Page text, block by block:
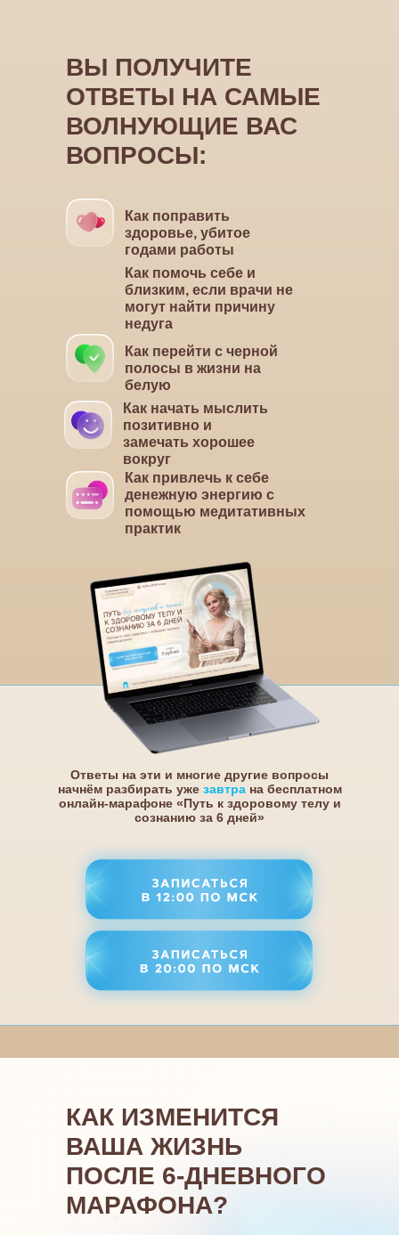
Как поправить
здоровье, убитое
годами работы
Как перейти с черной
полосы в жизни на
белую
Как помочь себе и
близким, если врачи не
могут найти причину
недуга
Как начать мыслить
позитивно и
замечать хорошее
вокруг
Как привлечь к себе
денежную энергию с
помощью медитативных
практик
ВЫ ПОЛУЧИТЕ
ОТВЕТЫ НА САМЫЕ
ВОЛНУЮЩИЕ ВАС
ВОПРОСЫ:
Ответы на эти и многие другие вопросы
начнём разбирать уже завтра на бесплатном
онлайн-марафоне «Путь к здоровому телу и
сознанию за 6 дней»
КАК ИЗМЕНИТСЯ
ПОСЛЕ 6-ДНЕВНОГО
МАРАФОНА?
КАК ИЗМЕНИТСЯ
ВАША ЖИЗНЬ
ПОСЛЕ 6-ДНЕВНОГО
МАРАФОНА?